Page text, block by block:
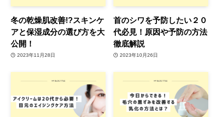
冬の乾燥肌改善!?スキンケ
アと保湿成分の選び方を大
公開！
2023年11月28日
首のシワを予防したい２０
代必見！原因や予防の方法
徹底解説
2023年10月26日